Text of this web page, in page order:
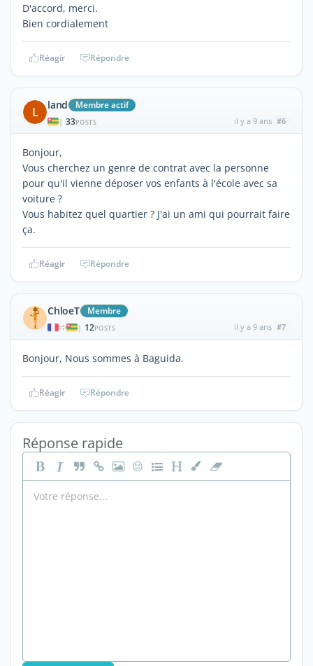
D'accord, merci.
Bien cordialement
Réagir Répondre
L land Membre actif
| 33POSTS il y a 9 ans #6
Bonjour,
Vous cherchez un genre de contrat avec la personne
pour qu'il vienne déposer vos enfants à l'école avec sa
voiture ?
Vous habitez quel quartier ? J'ai un ami qui pourrait faire
ça.
Réagir Répondre
ChloeT Membre
| 12POSTS il y a 9 ans #7
Bonjour, Nous sommes à Baguida.
Réagir Répondre
Réponse rapide